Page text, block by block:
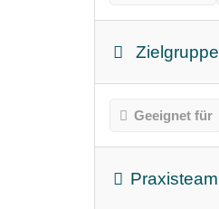
Zielgruppe
Geeignet für
Praxisteam